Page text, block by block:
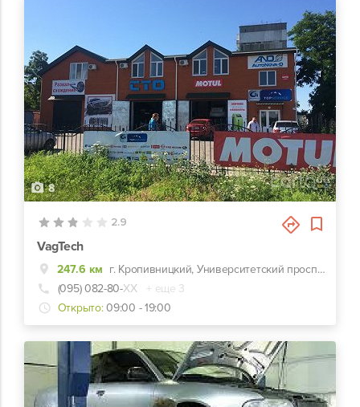
8
2.9
VagTech
247.6 км
г. Кропивницкий, Университетский проспект, 25г
(095) 082-80-ХХ
+ еще 3
Открыто: 09:00 - 19:00